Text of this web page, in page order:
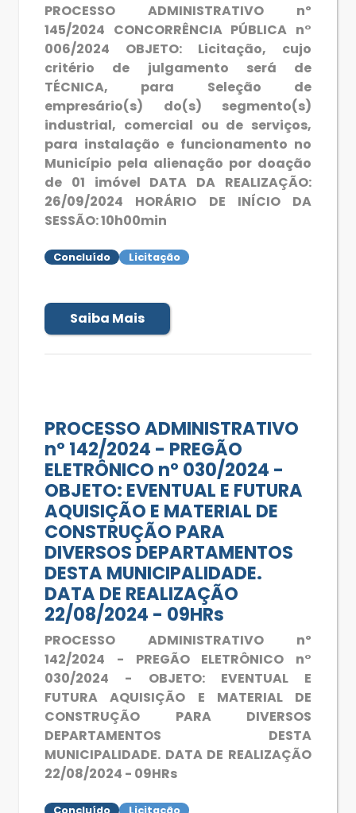
PROCESSO ADMINISTRATIVO nº
145/2024 CONCORRÊNCIA PÚBLICA n°
006/2024 OBJETO: Licitação, cujo
critério de julgamento será de
TÉCNICA, para Seleção de
empresário(s) do(s) segmento(s)
industrial, comercial ou de serviços,
para instalação e funcionamento no
Município pela alienação por doação
de 01 imóvel DATA DA REALIZAÇÃO:
26/09/2024 HORÁRIO DE INÍCIO DA
SESSÃO: 10h00min
Concluído Licitação
Saiba Mais
PROCESSO ADMINISTRATIVO
nº 142/2024 - PREGÃO
ELETRÔNICO n° 030/2024 -
OBJETO: EVENTUAL E FUTURA
AQUISIÇÃO E MATERIAL DE
CONSTRUÇÃO PARA
DIVERSOS DEPARTAMENTOS
DESTA MUNICIPALIDADE.
DATA DE REALIZAÇÃO
22/08/2024 - 09HRs
PROCESSO ADMINISTRATIVO nº
142/2024 - PREGÃO ELETRÔNICO n°
030/2024 - OBJETO: EVENTUAL E
FUTURA AQUISIÇÃO E MATERIAL DE
CONSTRUÇÃO PARA DIVERSOS
DEPARTAMENTOS DESTA
MUNICIPALIDADE. DATA DE REALIZAÇÃO
22/08/2024 - 09HRs
Concluído Licitação